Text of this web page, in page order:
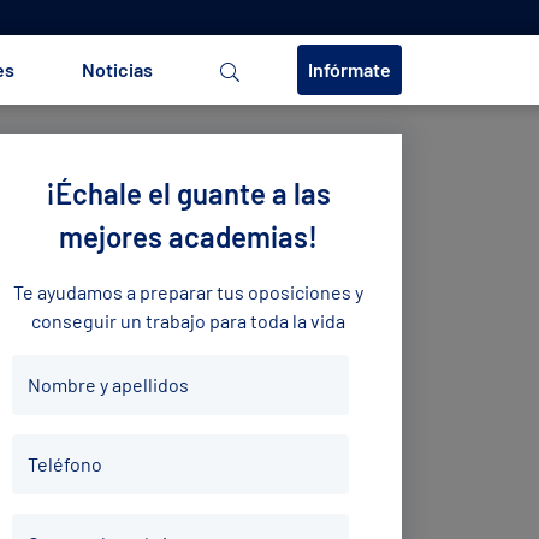
Noticias Infórmate
¡Échale el guante a las
mejores academias!
Te ayudamos a preparar tus oposiciones y
conseguir un trabajo para toda la vida
Nombre y apellidos
Teléfono